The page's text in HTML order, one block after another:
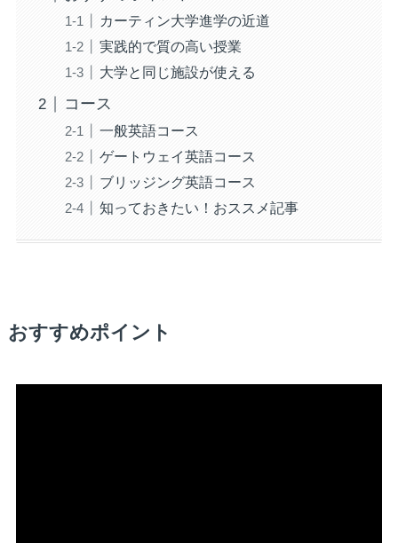
カーティン大学進学の近道
実践的で質の高い授業
大学と同じ施設が使える
コース
一般英語コース
ゲートウェイ英語コース
ブリッジング英語コース
知っておきたい！おススメ記事
おすすめポイント